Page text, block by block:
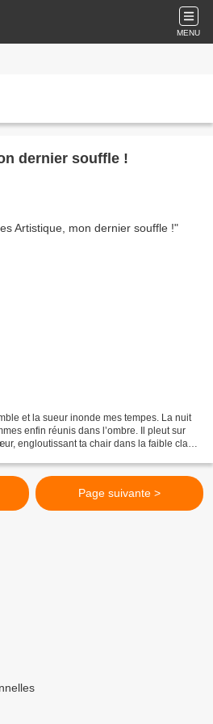
MENU
dernier souffle !
et la sueur inonde mes tempes. La nuit
enfin réunis dans l’ombre. Il pleut sur
engloutissant ta chair dans la faible clarté
Page suivante >